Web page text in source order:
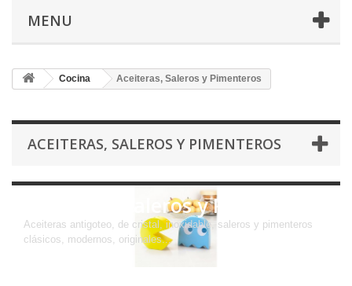
MENU
Cocina Aceiteras, Saleros y Pimenteros
ACEITERAS, SALEROS Y PIMENTEROS
Aceiteras, Saleros y Pimenteros
Aceiteras antigoteo, de cristal, inoxidable, saleros y pimenteros
clásicos, modernos, originales...